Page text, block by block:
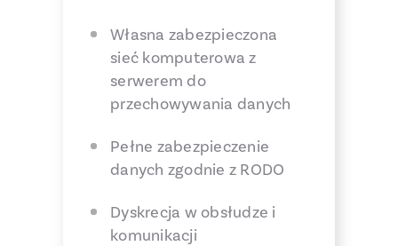
Własna zabezpieczona
sieć komputerowa z
serwerem do
przechowywania danych
Pełne zabezpieczenie
danych zgodnie z RODO
Dyskrecja w obsłudze i
komunikacji